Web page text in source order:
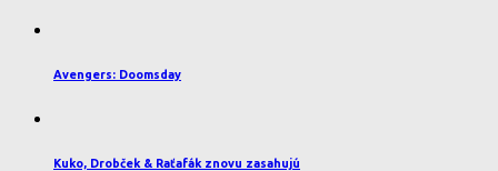
Avengers: Doomsday
Kuko, Drobček & Raťafák znovu zasahujú